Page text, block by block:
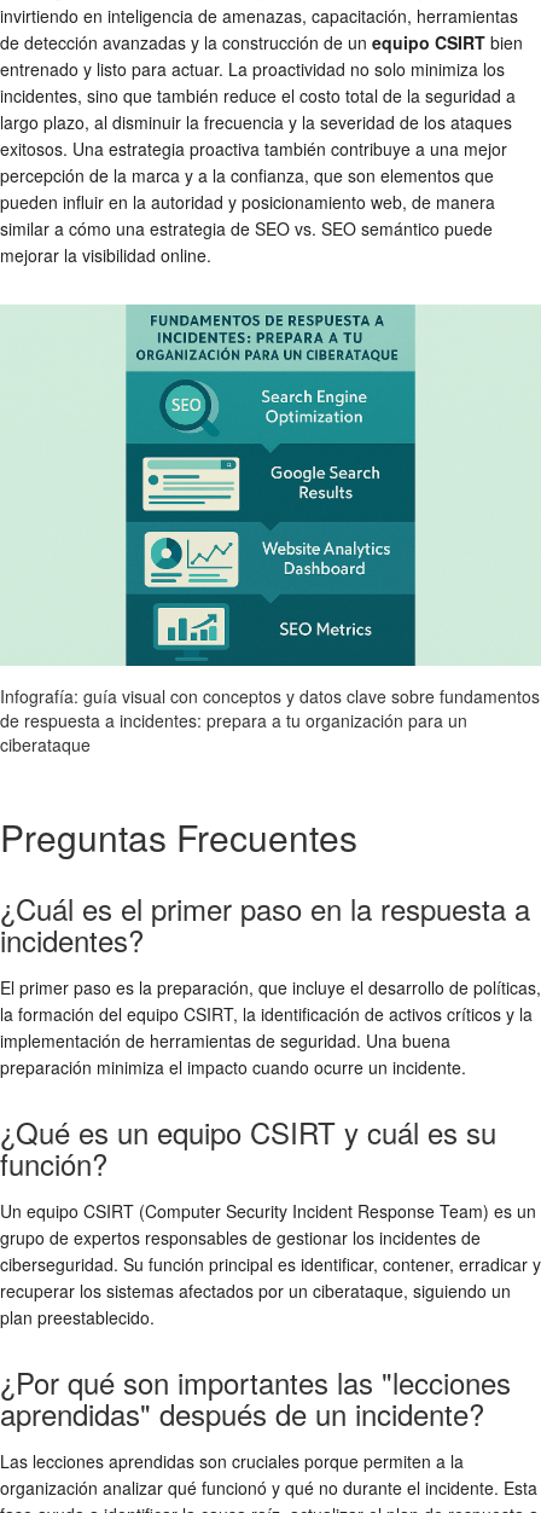
invirtiendo en inteligencia de amenazas, capacitación, herramientas
de detección avanzadas y la construcción de un equipo CSIRT bien
entrenado y listo para actuar. La proactividad no solo minimiza los
incidentes, sino que también reduce el costo total de la seguridad a
largo plazo, al disminuir la frecuencia y la severidad de los ataques
exitosos. Una estrategia proactiva también contribuye a una mejor
percepción de la marca y a la confianza, que son elementos que
pueden influir en la autoridad y posicionamiento web, de manera
similar a cómo una estrategia de SEO vs. SEO semántico puede
mejorar la visibilidad online.
Infografía: guía visual con conceptos y datos clave sobre fundamentos
de respuesta a incidentes: prepara a tu organización para un
ciberataque
Preguntas Frecuentes
¿Cuál es el primer paso en la respuesta a
incidentes?
El primer paso es la preparación, que incluye el desarrollo de políticas,
la formación del equipo CSIRT, la identificación de activos críticos y la
implementación de herramientas de seguridad. Una buena
preparación minimiza el impacto cuando ocurre un incidente.
¿Qué es un equipo CSIRT y cuál es su
función?
Un equipo CSIRT (Computer Security Incident Response Team) es un
grupo de expertos responsables de gestionar los incidentes de
ciberseguridad. Su función principal es identificar, contener, erradicar y
recuperar los sistemas afectados por un ciberataque, siguiendo un
plan preestablecido.
¿Por qué son importantes las "lecciones
aprendidas" después de un incidente?
Las lecciones aprendidas son cruciales porque permiten a la
organización analizar qué funcionó y qué no durante el incidente. Esta